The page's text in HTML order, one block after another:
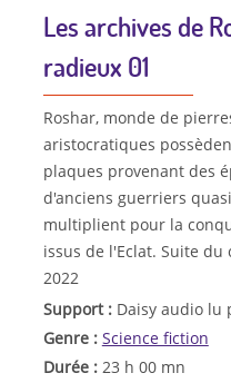
Les archives de
radieux 01
Roshar, monde de
aristocratiques
plaques provenant des
d'anciens guerriers
multiplient pour la
issus de l'Eclat. Suite du
2022
Support : Daisy audio lu
Genre : Science fiction
Durée : 23 h 00 mn